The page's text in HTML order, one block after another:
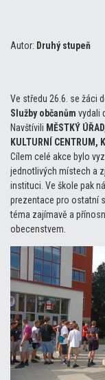
Autor: Druhý stupeň
Ve středu 26.6. se žáci
Služby občanům vydali
Navštívili MĚSTKÝ
KULTURNÍ CENTRUM,
Cílem celé akce bylo
jednotlivých místech a
instituci. Ve škole pak
prezentace pro ostatní
téma zajímavě a
obecenstvem.